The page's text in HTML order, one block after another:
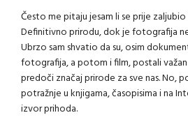
Često me pitaju jesam li se prije
Definitivno prirodu, dok je fotografija
Ubrzo sam shvatio da su, osim
fotografija, a potom i film, postali
predoči značaj prirode za sve nas. No,
potražnje u knjigama, časopisima i na
izvor prihoda.